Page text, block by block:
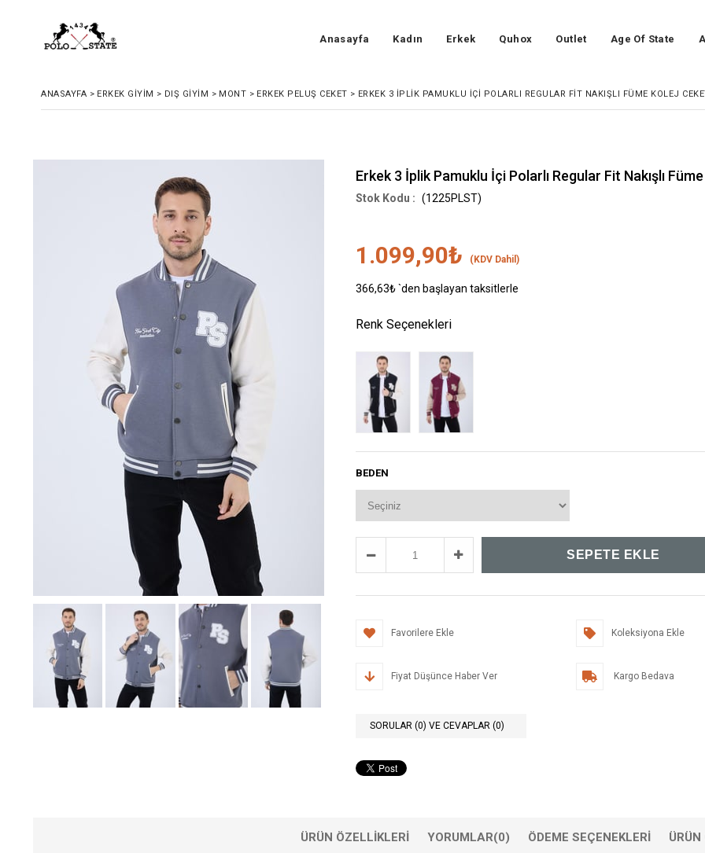
Anasayfa Kadın Erkek Quhox Outlet Age Of State
ANASAYFA > ERKEK GIYIM > DIŞ GIYIM > MONT > ERKEK PELUŞ CEKET > ERKEK 3 İPLIK PAMUKLU İÇI POLARLI REGULAR FIT NAKIŞLI FÜME KOLEJ
Erkek 3 İplik Pamuklu İçi Polarlı Regular Fit Nakışlı
(1225PLST)
1.099,90₺ (KDV Dahil)
366,63₺`den başlayan taksitlerle
Renk Seçenekleri
BEDEN
Favorilere Ekle Koleksiyona Ekle
Fiyat Düşünce Haber Ver Kargo Bedava
SORULAR (0) VE CEVAPLAR (0)
ÜRÜN ÖZELLIKLERI YORUMLAR(0) ÖDEME SEÇENEKLERI ÜRÜN